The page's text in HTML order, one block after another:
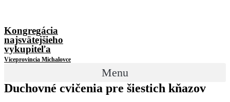
Kongregácia
najsvätejšieho
vykupiteľa
Viceprovincia Michalovce
Menu
Duchovné cvičenia pre šiestich kňazov